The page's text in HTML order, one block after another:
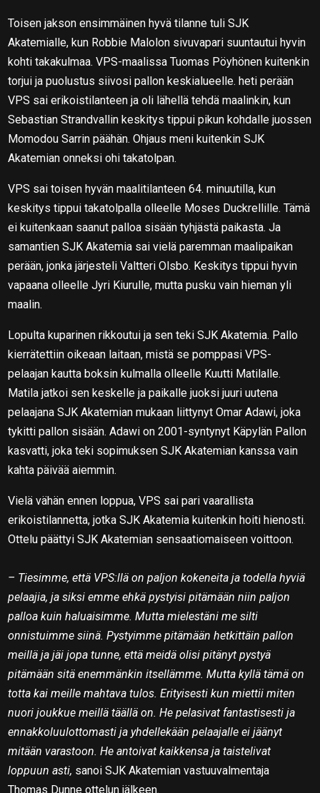
Toisen jakson ensimmäinen hyvä tilanne tuli SJK
Akatemialle, kun Robbie Malolon sivuvapari suuntautui hyvin
kohti takakulmaa. VPS-maalissa Tuomas Pöyhönen kuitenkin
torjui ja puolustus siivosi pallon keskialueelle. heti perään
VPS sai erikoistilanteen ja oli lähellä tehdä maalinkin, kun
Sebastian Strandvallin keskitys tippui pikun kohdalle juossen
Momodou Sarrin päähän. Ohjaus meni kuitenkin SJK
Akatemian onneksi ohi takatolpan.
VPS sai toisen hyvän maalitilanteen 64. minuutilla, kun
keskitys tippui takatolpalla olleelle Moses Duckrellille. Tämä
ei kuitenkaan saanut palloa sisään tyhjästä paikasta. Ja
samantien SJK Akatemia sai vielä paremman maalipaikan
perään, jonka järjesteli Valtteri Olsbo. Keskitys tippui hyvin
vapaana olleelle Jyri Kiurulle, mutta pusku vain hieman yli
maalin.
Lopulta kuparinen rikkoutui ja sen teki SJK Akatemia. Pallo
kierrätettiin oikeaan laitaan, mistä se pomppasi VPS-
pelaajan kautta boksin kulmalla olleelle Kuutti Matilalle.
Matila jatkoi sen keskelle ja paikalle juoksi juuri uutena
pelaajana SJK Akatemian mukaan liittynyt Omar Adawi, joka
tykitti pallon sisään. Adawi on 2001-syntynyt Käpylän Pallon
kasvatti, joka teki sopimuksen SJK Akatemian kanssa vain
kahta päivää aiemmin.
Vielä vähän ennen loppua, VPS sai pari vaarallista
erikoistilannetta, jotka SJK Akatemia kuitenkin hoiti hienosti.
Ottelu päättyi SJK Akatemian sensaatiomaiseen voittoon.
– Tiesimme, että VPS:llä on paljon kokeneita ja todella hyviä
pelaajia, ja siksi emme ehkä pystyisi pitämään niin paljon
palloa kuin haluaisimme. Mutta mielestäni me silti
onnistuimme siinä. Pystyimme pitämään hetkittäin pallon
meillä ja jäi jopa tunne, että meidä olisi pitänyt pystyä
pitämään sitä enemmänkin itsellämme. Mutta kyllä tämä on
totta kai meille mahtava tulos. Erityisesti kun miettii miten
nuori joukkue meillä täällä on. He pelasivat fantastisesti ja
ennakkoluulottomasti ja yhdellekään pelaajalle ei jäänyt
mitään varastoon. He antoivat kaikkensa ja taistelivat
loppuun asti, sanoi SJK Akatemian vastuuvalmentaja
Thomas Dunne ottelun jälkeen.